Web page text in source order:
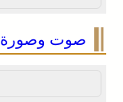
صوت وصورة